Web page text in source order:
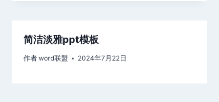
简洁淡雅ppt模板
作者word联盟 2024年7月22日